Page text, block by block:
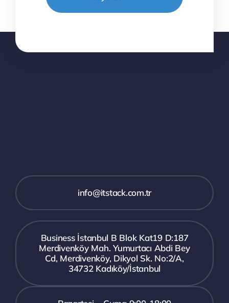
info@itstack.com.tr
Business İstanbul B Blok Kat19 D:187
Merdivenköy Mah. Yumurtacı Abdi Bey
Cd, Merdivenköy, Dikyol Sk. No:2/A,
34732 Kadıköy/İstanbul